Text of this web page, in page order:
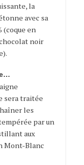
la
avec sa
(coque en
noir
).
sera traitée
les
par un
aux
Mont-Blanc